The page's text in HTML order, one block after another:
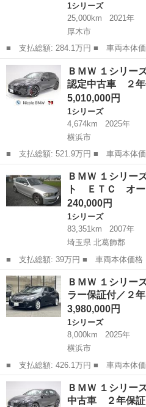
1シリーズ
25,000km
2021年
厚木市
■ 支払総額: 284.1万円 ■ 車両本体価格： 2,680,000 円 ■ メーカ
ー名： ＢＭＷ ■ 車種名： １シリ
ｄ Ｍスポーツ 認定中古車 Ｍ
ォートア...
神奈川 厚木市
ＢＭＷ １シリ
認定中古車 ２
5,010,000円
1シリーズ
4,674km
2025年
横浜市
■ 支払総額: 521.9万円 ■ 車両本体価格： 5,010,000 円 ■ メーカ
ー名： ＢＭＷ ■ 車種名： １シリ
５ ｘＤｒｉｖｅ 認定中古車 ２年
１９ＡＷ...
ＢＭＷ １シリー
ト ＥＴＣ オ
240,000円
1シリーズ
83,351km
2007年
埼玉県 北葛飾郡
■ 支払総額: 39万円 ■ 車両本体価格： 240,000 円 ■ メーカー
名： ＢＭＷ ■ 車種名： １シリー
ｉ プッシュスタート ＥＴＣ オー
アルミホイール 革...
埼玉 北葛飾郡 1シリーズ
ＢＭＷ １シリー
ラー保証付／２
3,980,000円
1シリーズ
8,000km
2025年
横浜市
■ 支払総額: 426.1万円 ■ 車両本体価格： 3,980,000 円 ■ メーカ
ー名： ＢＭＷ ■ 車種名： １シリ
ｄ 全国正規ディーラー保証付／２
ストレー...
神奈川 横浜市
ＢＭＷ １シリ
中古車 ２年保